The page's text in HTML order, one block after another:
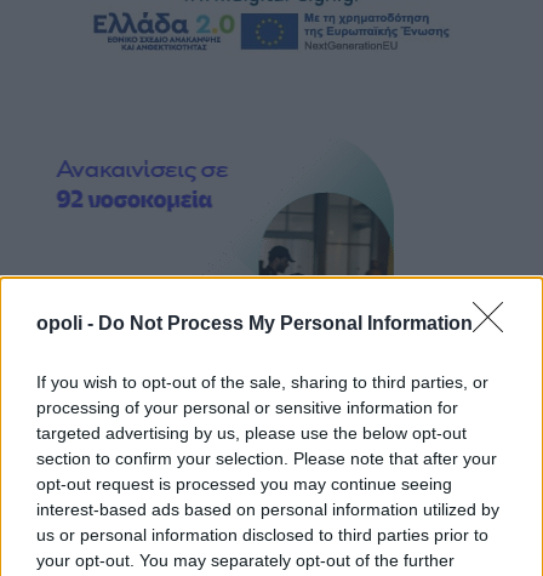
opoli - Do Not Process My Personal Information
If you wish to opt-out of the sale, sharing to third parties, or
processing of your personal or sensitive information for
targeted advertising by us, please use the below opt-out
section to confirm your selection. Please note that after your
opt-out request is processed you may continue seeing
interest-based ads based on personal information utilized by
us or personal information disclosed to third parties prior to
your opt-out. You may separately opt-out of the further